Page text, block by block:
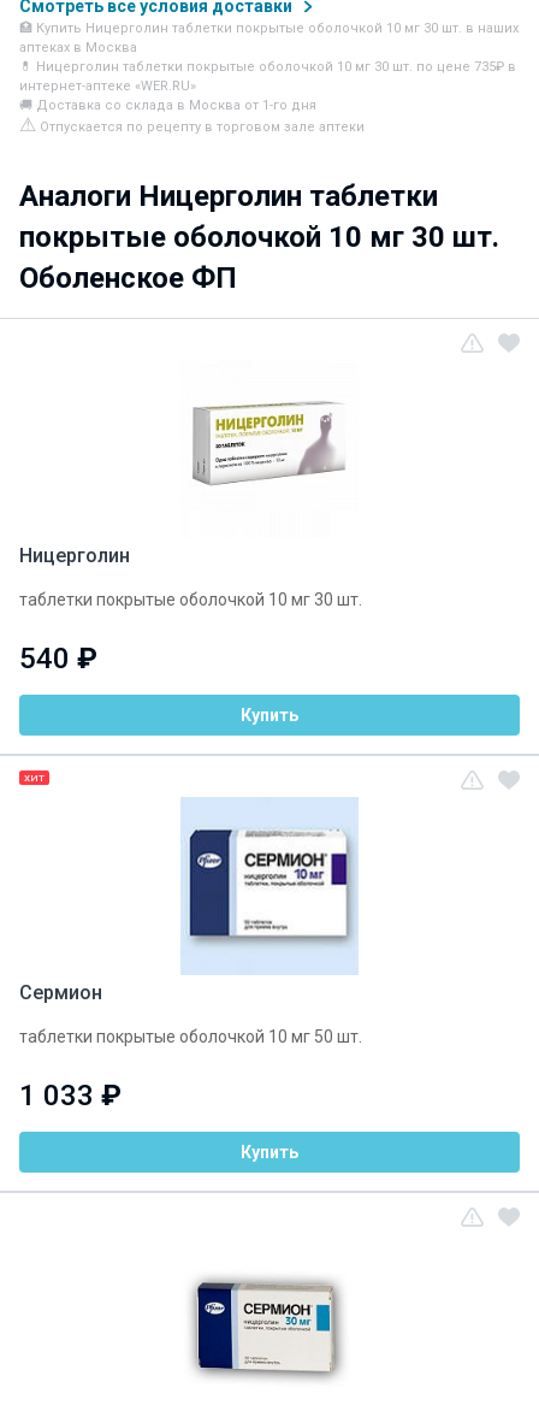
Смотреть все условия доставки
🏥 Купить Ницерголин таблетки покрытые оболочкой 10 мг 30 шт. в наших
аптеках в Москва
💊 Ницерголин таблетки покрытые оболочкой 10 мг 30 шт. по цене 735₽ в
интернет-аптеке «WER.RU»
🚚 Доставка со склада в Москва от 1-го дня
⚠ Отпускается по рецепту в торговом зале аптеки
Аналоги Ницерголин таблетки
покрытые оболочкой 10 мг 30 шт.
Оболенское ФП
Ницерголин
таблетки покрытые оболочкой 10 мг 30 шт.
540 ₽
Купить
ХИТ
Сермион
таблетки покрытые оболочкой 10 мг 50 шт.
1 033 ₽
Купить